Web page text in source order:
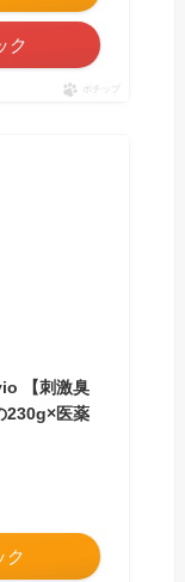
ク
ポチップ
【刺激臭
230g×医薬
ク